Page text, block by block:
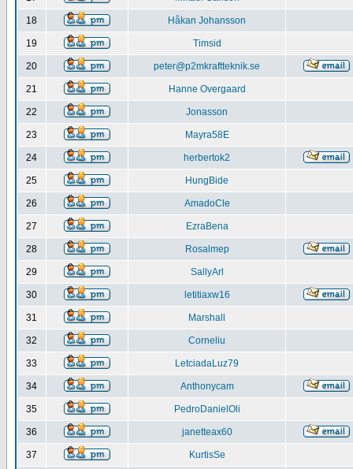
18 Håkan Johansson
19 Timsid
20 peter@p2mkraftteknik.se
21 Hanne Overgaard
22 Jonasson
23 Mayra58E
24 herbertok2
25 HungBide
26 AmadoCle
27 EzraBena
28 Rosalmep
29 SallyArl
30 letitiaxw16
31 Marshall
32 Corneliu
33 LetciadaLuz79
34 Anthonycam
35 PedroDanielOli
36 janetteax60
37 KurtisSe